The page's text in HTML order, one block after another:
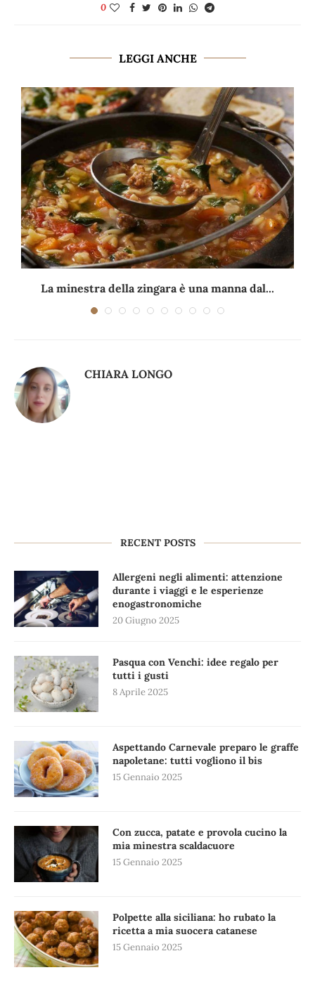
0
LEGGI ANCHE
La minestra della zingara è una manna dal...
CHIARA LONGO
RECENT POSTS
Allergeni negli alimenti: attenzione
durante i viaggi e le esperienze
enogastronomiche
20 Giugno 2025
Pasqua con Venchi: idee regalo per
tutti i gusti
8 Aprile 2025
Aspettando Carnevale preparo le graffe
napoletane: tutti vogliono il bis
15 Gennaio 2025
Con zucca, patate e provola cucino la
mia minestra scaldacuore
15 Gennaio 2025
Polpette alla siciliana: ho rubato la
ricetta a mia suocera catanese
15 Gennaio 2025